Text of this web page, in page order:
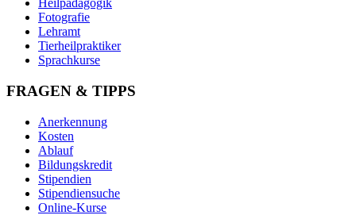
Heilpädagogik
Fotografie
Lehramt
Tierheilpraktiker
Sprachkurse
FRAGEN & TIPPS
Anerkennung
Kosten
Ablauf
Bildungskredit
Stipendien
Stipendiensuche
Online-Kurse